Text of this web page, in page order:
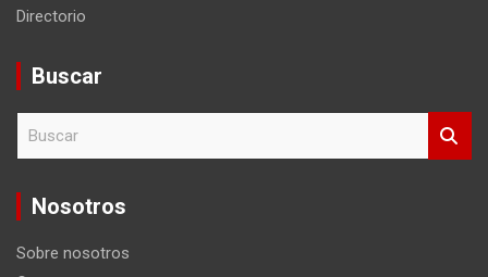
Directorio
Buscar
c
Nosotros
Sobre nosotros